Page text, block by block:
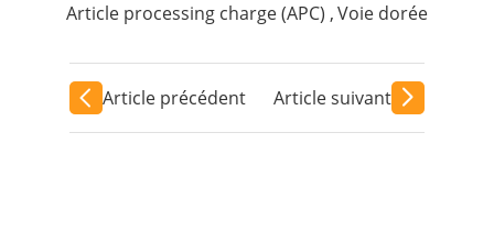
Article processing charge (APC) ,Voie dorée
Article précédent Article suivant